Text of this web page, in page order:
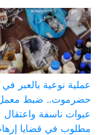
عملية نوعية بالعبر في
حضرموت.. ضبط
عبوات ناسفة واعتقال
مطلوب في قضايا